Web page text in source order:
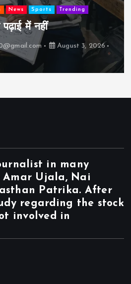
कमाने वाले का बच्चा
सकता है?
August 2, 2026
in many
Amar Ujala, Nai
Patrika. After
regarding the stock
involved in